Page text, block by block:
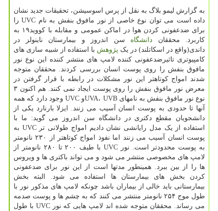
به گزارش لیمو بلاگ به نقل از پرس اسوسیشن، تحقیقات جدید نشان
داده است می توان نوع خاصی از نور مافوق بنفش به نام UVC را
برای ضدعفونی کردن هوا در اماکن عمومی و مقابله با کووید۱۹ به
کاربرد. محققان دانشگاه سن اندروز و بیمارستان ناینولز در
داندی(واقع در اسکاتلند) در یک پژوهش با استفاده از شبیه سازی های
کامپیوتری تاثیرضدعفونی کننده لامپ های منتشر کننده این نوع نور
مافوق بنفش را روی پوست انسان بررسی کردند. محققان متوجه
شدند امواج کوتاهتر این نور مشکلات در رابطه با قرار گرفتن در
معرض نور مافوق بنفش را روی پوست ایجاد نمی کنند. هم اکنون ۳
نوع نور مافوق بنفش به نامهای UVA، UVBو UVC وجود دارد که همه
آنها تا حدودی به پوست انسان آسیب می زنند. ایزلا بارنارد یکی از
دانشجویان مقطع دکتری در دانشگاه سن اندروز می گوید: ما با
استفاده از یک مدل رایانشی نشان دادیم امواج طولانی تر UVC به
پوست انسان آسیب می زنند اما نفوذ امواج کوتاهتر از ۲۳۰ نانومتر
به پوست محدودتر است. نور UVC با طیف ۲۰۰ تا ۲۸۰ نانومتر از
لامپ های مخصوصی منتشر می شود و می تواند باکتری ها و ویروس
ها را از بین ببرد. همینطور مدتها است از این نور برای ضدعفونی
کردن بخش های بیمارستان ها استفاده می شود. البته بخش
بیمارستانی باید خالی از بیماران باشد چونکه لامپ های مذکور نور با
طول موج ۲۵۴ نانومتر منتشر می کنند که به چشم ها و پوست صدمه
می رساند. محققان متوجه شده اند لامپ هایی که نور UVC با طول